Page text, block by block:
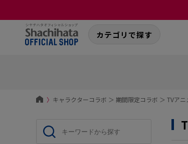
カテゴリで探す
〉 キャラクターコラボ ＞ 期間限定コラボ ＞ TVアニ